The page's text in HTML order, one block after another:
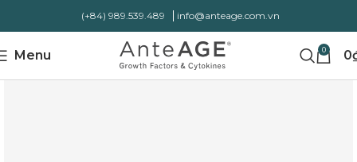
(+84) 989.539.489 info@anteage.com.vn
Menu 0 0